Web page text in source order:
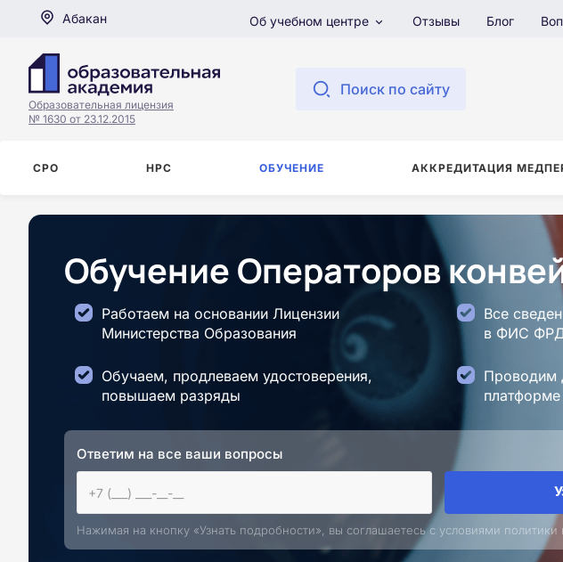
Абакан Об учебном центре Отзывы Блог
Образовательная лицензия
№ 1630 от 23.12.2015
Поиск по сайту
СРО НРС ОБУЧЕНИЕ АККРЕДИТАЦИЯ
Обучение Операторов
Работаем на основании Лицензии
Министерства Образования
Все
в ФИС
Обучаем, продлеваем удостоверения,
повышаем разряды
Проводим
платформе
Ответим на все ваши вопросы
Нажимая на кнопку «Узнать подробности», вы соглашаетесь с условиями